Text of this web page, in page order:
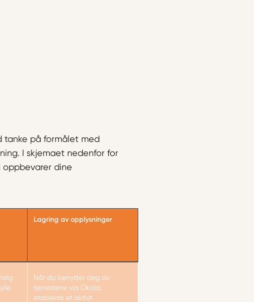
tanke på formålet med
I skjemaet nedenfor for
oppbevarer dine
Lagring av opplysninger
Når du benytter deg av
tjenestene via Okida,
etableres et aktivt